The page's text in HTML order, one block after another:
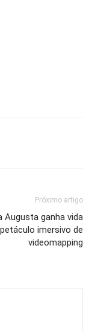
Próximo artigo
Augusta ganha vida
imersivo de
videomapping